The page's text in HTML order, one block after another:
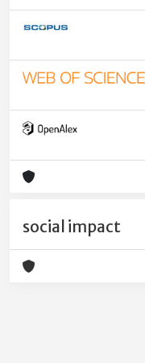
social impact